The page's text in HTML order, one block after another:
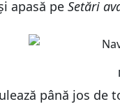
apasă pe Setări
până jos de